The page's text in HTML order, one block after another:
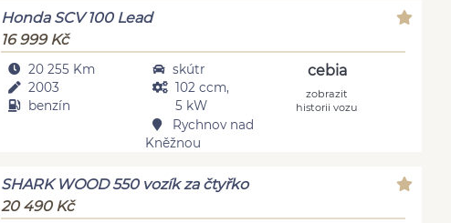
Honda SCV 100 Lead
16 999 Kč
20 255 Km
2003
benzín
skútr
102 ccm,
5 kW
Rychnov nad
Kněžnou
cebia
zobrazit
historii vozu
SHARK WOOD 550 vozík za čtyřko
20 490 Kč